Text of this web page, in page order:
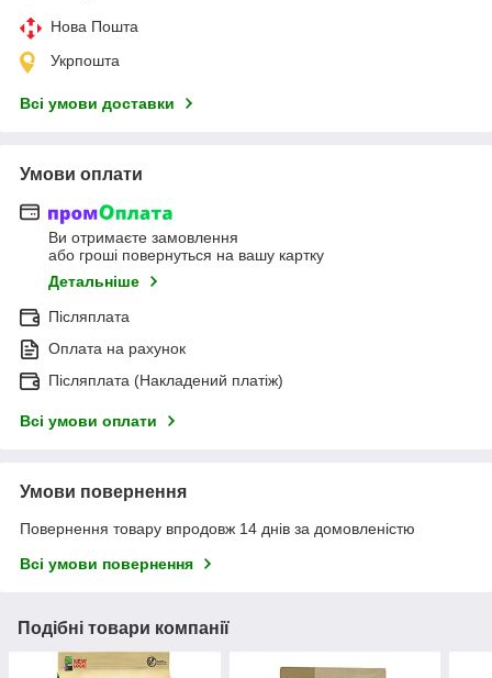
Нова Пошта
Укрпошта
Всі умови доставки
Умови оплати
Ви отримаєте замовлення
або гроші повернуться на вашу картку
Детальніше
Післяплата
Оплата на рахунок
Післяплата (Накладений платіж)
Всі умови оплати
Умови повернення
Повернення товару впродовж 14 днів за домовленістю
Всі умови повернення
Подібні товари компанії